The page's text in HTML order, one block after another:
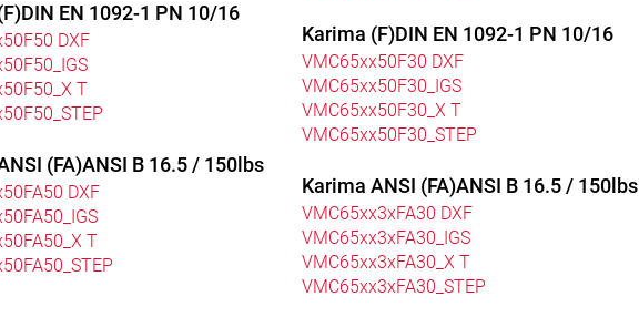
EN 1092-1 PN 10/16
DXF
T
(FA)ANSI B 16.5 / 150lbs
DXF
T
Karima (F)DIN EN 1092-1 PN 10/16
VMC65xx50F30 DXF
VMC65xx50F30_IGS
VMC65xx50F30_X T
VMC65xx50F30_STEP
Karima ANSI (FA)ANSI B 16.5 / 150lbs
VMC65xx3xFA30 DXF
VMC65xx3xFA30_IGS
VMC65xx3xFA30_X T
VMC65xx3xFA30_STEP